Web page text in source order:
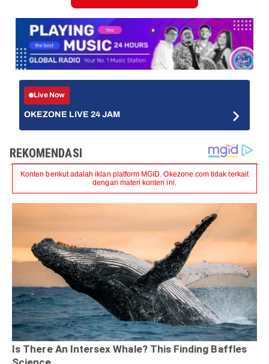
Live Now
OKEZONE LIVE 24 JAM